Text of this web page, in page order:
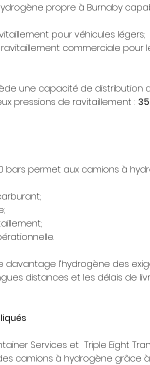
propre à Burnaby
pour véhicules légers;
commerciale pour
une capacité de distribution
pressions de ravitaillement :
bars permet aux camions à
l’hydrogène des
distances et les délais de
Services⁠ et  Triple Eight
camions à hydrogène grâce